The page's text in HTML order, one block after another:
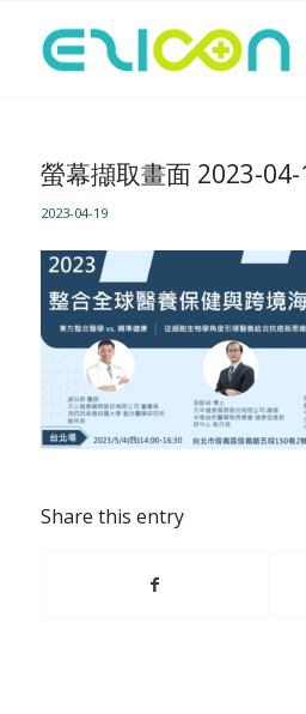
螢幕擷取畫面 2023-
2023-04-19
Share this entry